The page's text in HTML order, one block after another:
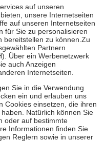
mehr als die tatsächlichen
für Online-Apotheken.
beträgt die
zehn Euro je
ihre eigene Gesundheit zu
Familie zu unterstützen,
18. Lebensjahr
die von der